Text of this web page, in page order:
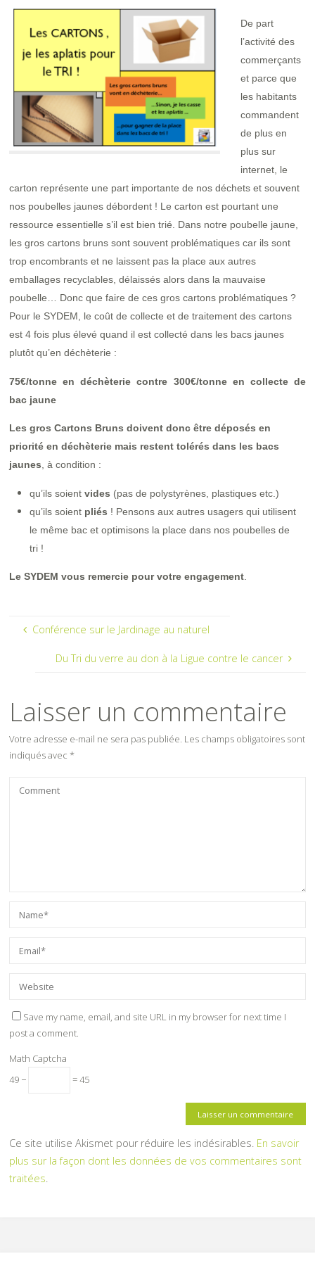
De part
l’activité des
commerçants
et parce que
les habitants
commandent
de plus en
plus sur
internet, le
carton représente une part importante de nos déchets et souvent
nos poubelles jaunes débordent ! Le carton est pourtant une
ressource essentielle s’il est bien trié. Dans notre poubelle jaune,
les gros cartons bruns sont souvent problématiques car ils sont
trop encombrants et ne laissent pas la place aux autres
emballages recyclables, délaissés alors dans la mauvaise
poubelle… Donc que faire de ces gros cartons problématiques ?
Pour le SYDEM, le coût de collecte et de traitement des cartons
est 4 fois plus élevé quand il est collecté dans les bacs jaunes
plutôt qu’en déchèterie :
75€/tonne en déchèterie contre 300€/tonne en collecte de
bac jaune
Les gros Cartons Bruns doivent donc être déposés en
priorité en déchèterie mais restent tolérés dans les bacs
jaunes , à condition :
qu’ils soientvides (pas de polystyrènes, plastiques etc.)
qu’ils soient pliés ! Pensons aux autres usagers qui utilisent
le même bac et optimisons la place dans nos poubelles de
tri !
Le SYDEM vous remercie pour votre engagement
Conférence sur le Jardinage au naturel
Du Tri du verre au don à la Ligue contre le cancer
Laisser un commentaire
Votre adresse e-mail ne sera pas publiée. Les champs obligatoires sont
indiqués avec*
Save my name, email, and site URL in my browser for next time I
post a comment.
Math Captcha
49 −
= 45
Ce site utilise Akismet pour réduire les indésirables. En savoir
plus sur la façon dont les données de vos commentaires sont
traitées